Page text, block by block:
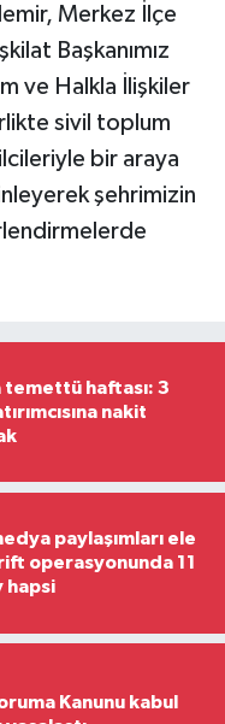
Merkez İlçe
Başkanımız
ve Halkla İlişkiler
sivil toplum
bir araya
şehrimizin
temettü haftası: 3
nakit
paylaşımları ele
operasyonunda 11
hapsi
Kanunu kabul